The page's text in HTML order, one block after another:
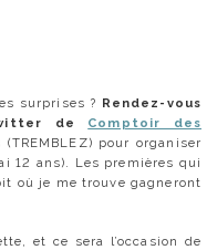
surprises ? Rendez-vous
de Comptoir des
pour organiser
12 ans). Les premières qui
où je me trouve gagneront
et ce sera l’occasion de